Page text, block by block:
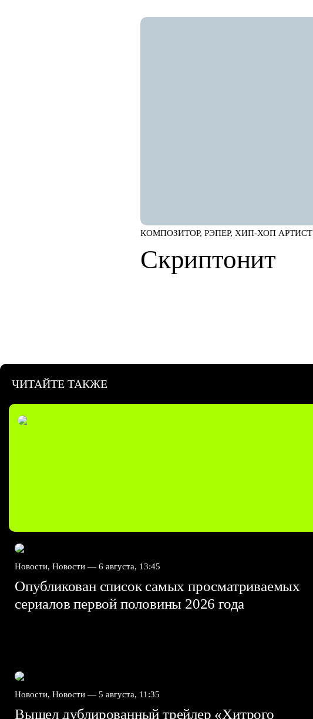
КОМПОЗИТОР, РЭПЕР, ХИП-ХОП АРТИСТ
Скриптонит
ЧИТАЙТЕ ТАКЖЕ
Новости, Новости — 6 августа, 13:45
Опубликован список самых просматриваемых
сериалов первой половины 2026 года
Новости, Новости — 5 августа, 11:35
Вышел дублированный трейлер «Хитрого